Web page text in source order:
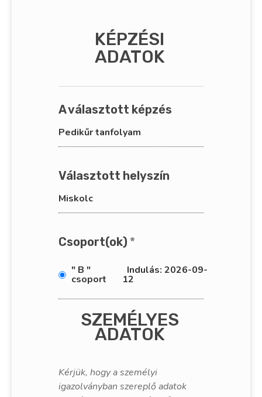
KÉPZÉSI
ADATOK
A választott képzés
Pedikűr tanfolyam
Választott helyszín
Miskolc
Csoport(ok) *
" B "
csoport
Indulás: 2026-09-
12
SZEMÉLYES
ADATOK
Kérjük, hogy a személyi
igazolványban szereplő adatok